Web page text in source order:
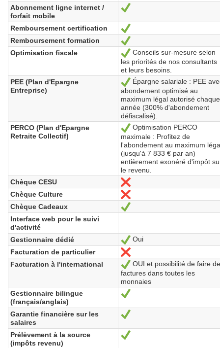
Abonnement ligne internet /
forfait mobile
Remboursement certification
Sí
Remboursement formation
Optimisation fiscale
Sí
Conseils sur-mesure selon
les priorités de nos consultants
et leurs besoins.
PEE (Plan d'Epargne
Entreprise)
Sí
Épargne salariale : PEE
abondement optimisé au
maximum légal autorisé chaque
année (300% d'abondement
défiscalisé).
PERCO (Plan d'Epargne
Retraite Collectif)
Sí
Optimisation PERCO
maximale : Profitez de
l'abondement au maximum
(jusqu'à 7 833 € par an)
entièrement exonéré d'impôt
le revenu.
Chèque CESU
No
Chèque Culture
No
Chèque Cadeaux
Interface web pour le suivi
d'activité
Gestionnaire dédié
Sí
Oui
Facturation de particulier
No
Facturation à l'international
Sí
OUI et possibilité de faire
factures dans toutes les
monnaies
Gestionnaire bilingue
(français/anglais)
Sí
Garantie financière sur les
salaires
Prélèvement à la source
(impôts revenu)
Sí